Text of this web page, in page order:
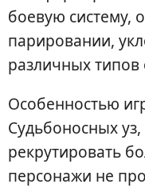
боевую систему,
парировании,
различных типов
Особенностью
Судьбоносных
рекрутировать
персонажи не